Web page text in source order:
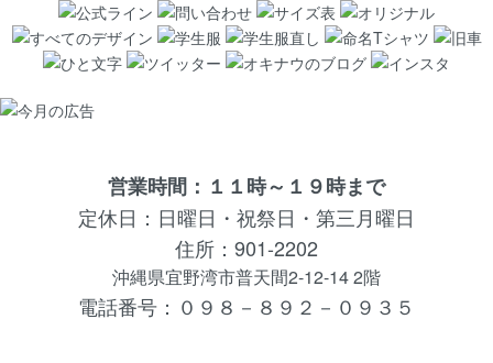
営業時間：１１時～１９時まで
定休日：日曜日・祝祭日・第三月曜日
住所：901-2202
沖縄県宜野湾市普天間2-12-14 2階
電話番号：０９８－８９２－０９３５